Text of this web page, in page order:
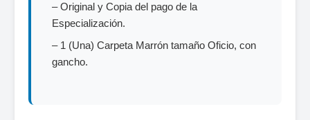
– Original y Copia del pago de la
Especialización.
– 1 (Una) Carpeta Marrón tamaño Oficio, con
gancho.